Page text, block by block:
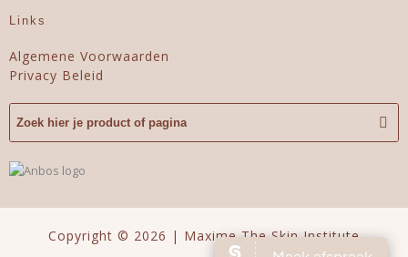
Links
Algemene Voorwaarden
Privacy Beleid
Copyright © 2026 | Maxime The Skin Institute